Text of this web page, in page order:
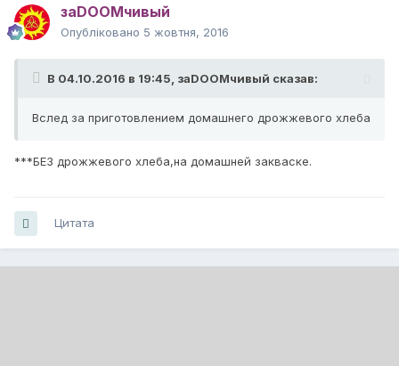
заDOOMчивый
Опубліковано 5 жовтня, 2016
В 04.10.2016 в 19:45, заDOOMчивый сказав:
Вслед за приготовлением домашнего дрожжевого хлеба
***БЕЗ дрожжевого хлеба,на домашней закваске.
Цитата